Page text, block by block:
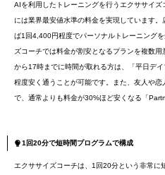
AIを利用したトレーニングを行うエクササイ
には業界最安値水準の料金を実現しています
ば1回4,400円程度でパーソナルトレーニング
ズコーチでは料金が割安となるプランを複数
から17時までに時間が取れる方は、「平日デ
程度安く通うことが可能です。また、友人や
で、通常よりも料金が30%ほど安くなる「
1回20分で短時間プログラムで構成
エクササイズコーチは、1回20分という非常に